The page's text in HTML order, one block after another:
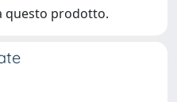
questo prodotto.